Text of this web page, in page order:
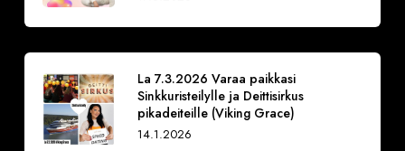
La 7.3.2026 Varaa paikkasi
Sinkkuristeilylle ja Deittisirkus
pikadeiteille (Viking Grace)
14.1.2026